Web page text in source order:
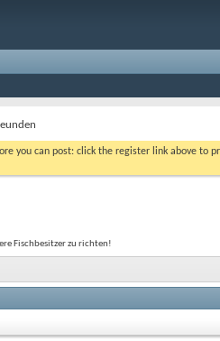
you can post: click the register link above to
Fischbesitzer zu richten!